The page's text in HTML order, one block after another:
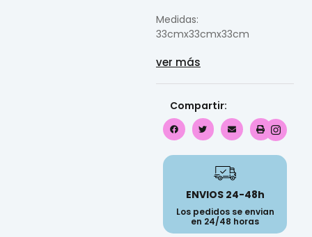
Medidas:
33cmx33cmx33cm
ver más
Compartir:
ENVIOS 24-48h
Los pedidos se envian
en 24/48 horas